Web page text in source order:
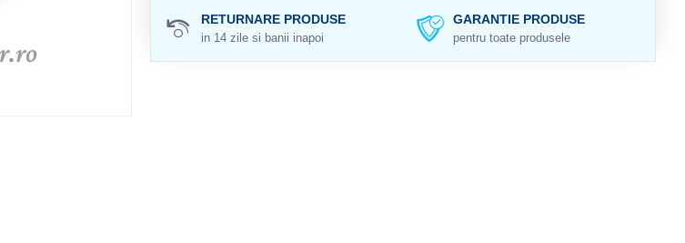
RETURNARE PRODUSE
in 14 zile si banii inapoi
GARANTIE PRODUSE
pentru toate produsele